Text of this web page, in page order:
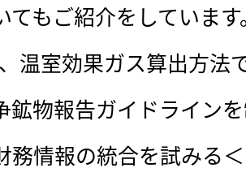
てもご紹介をしていま
温室効果ガス算出方法
鉱物報告ガイドライン
務情報の統合を試みる